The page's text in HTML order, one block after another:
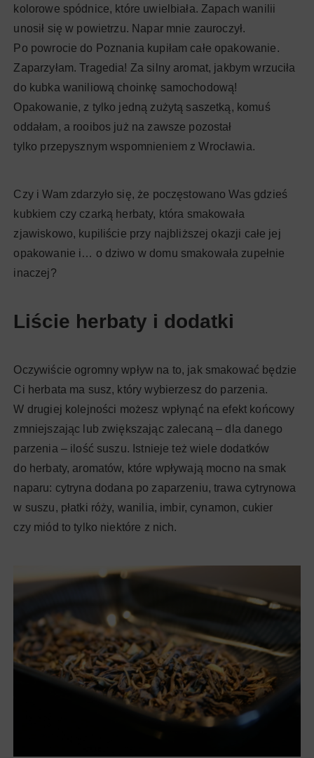
kolorowe spódnice, które uwielbiała. Zapach wanilii
unosił się w powietrzu. Napar mnie zauroczył.
Po powrocie do Poznania kupiłam całe opakowanie.
Zaparzyłam. Tragedia! Za silny aromat, jakbym wrzuciła
do kubka waniliową choinkę samochodową!
Opakowanie, z tylko jedną zużytą saszetką, komuś
oddałam, a rooibos już na zawsze pozostał
tylko przepysznym wspomnieniem z Wrocławia.
Czy i Wam zdarzyło się, że poczęstowano Was gdzieś
kubkiem czy czarką herbaty, która smakowała
zjawiskowo, kupiliście przy najbliższej okazji całe jej
opakowanie i… o dziwo w domu smakowała zupełnie
inaczej?
Liście herbaty i dodatki
Oczywiście ogromny wpływ na to, jak smakować będzie
Ci herbata ma susz, który wybierzesz do parzenia.
W drugiej kolejności możesz wpłynąć na efekt końcowy
zmniejszając lub zwiększając zalecaną – dla danego
parzenia – ilość suszu. Istnieje też wiele dodatków
do herbaty, aromatów, które wpływają mocno na smak
naparu: cytryna dodana po zaparzeniu, trawa cytrynowa
w suszu, płatki róży, wanilia, imbir, cynamon, cukier
czy miód to tylko niektóre z nich.